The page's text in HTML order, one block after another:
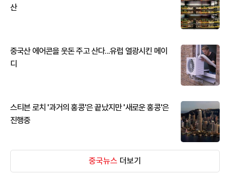
산
중국산 에어콘을 웃돈 주고 산다...유럽 열광시킨 메이
디
스티븐 로치 '과거의 홍콩'은 끝났지만 '새로운 홍콩'은
진행중
중국뉴스 더보기